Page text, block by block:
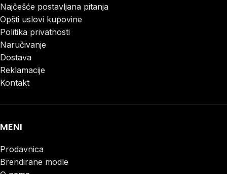
Najčešće postavljana pitanja
Opšti uslovi kupovine
Politika privatnosti
Naručivanje
Dostava
Reklamacije
Kontakt
MENI
Prodavnica
Brendirane modle